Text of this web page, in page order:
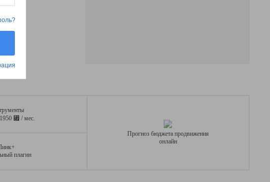
⃏ / мес.
плагин
Прогноз бюджета продвижения
онлайн